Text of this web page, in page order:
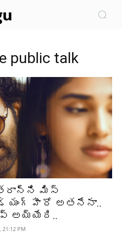
public talk
చిత్రాన్ని మిస్
యంగ్ హీరో అతనేనా..
అయ్యేది..
21:12 PM